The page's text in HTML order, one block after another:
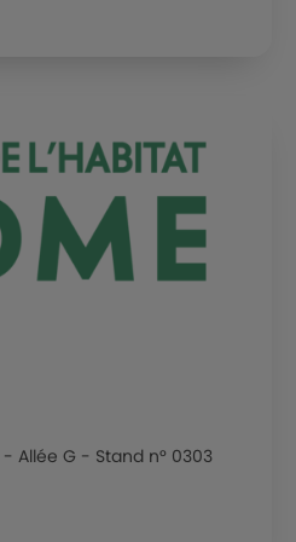
- Allée G - Stand n° 0303